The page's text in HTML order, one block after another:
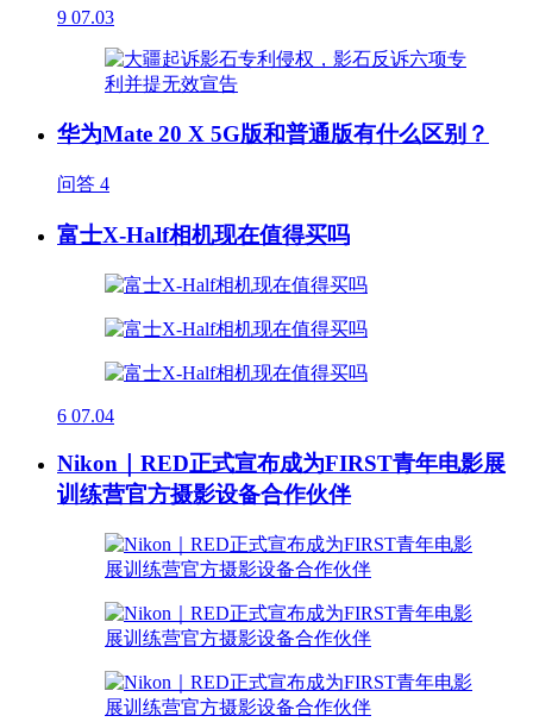
9 07.03
华为Mate 20 X 5G版和普通版有什么区别？
问答 4
富士X-Half相机现在值得买吗
6 07.04
Nikon｜RED正式宣布成为FIRST青年电影展
训练营官方摄影设备合作伙伴